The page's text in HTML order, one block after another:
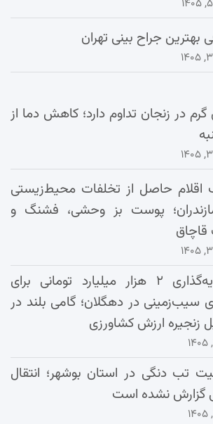
بهترین جراح بینی تهران
در زنجان تداوم دارد؛ کاهش دما از
حاصل از تخلفات محیط‌زیستی
پوست بز وحشی، فشنگ و
سرمایه‌گذاری ۲ هزار میلیارد تومانی برای
سیب‌زمینی در دهگلان؛ گامی بلند در
زنجیره ارزش کشاورزی
تب دنگی در استان بوشهر؛ انتقال
گزارش نشده است